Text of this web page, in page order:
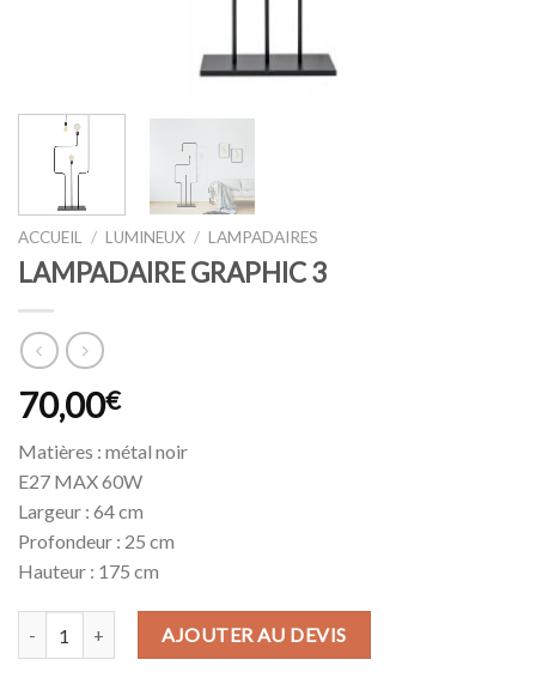
ACCUEIL / LUMINEUX / LAMPADAIRES
LAMPADAIRE GRAPHIC 3
70,00€
Matières : métal noir
E27 MAX 60W
Largeur : 64 cm
Profondeur : 25 cm
Hauteur : 175 cm
quantité de LAMPADAIRE GRAPHIC 3
AJOUTER AU DEVIS